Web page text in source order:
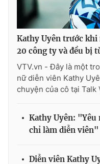
Kathy Uyên trước khi
20 công ty và đều bị
VTV.vn - Đây là một
nữ diễn viên Kathy
chuyện của cô tại Talk
Kathy Uyên: "Yêu
chỉ làm diễn viên"
Diễn viên Kathy